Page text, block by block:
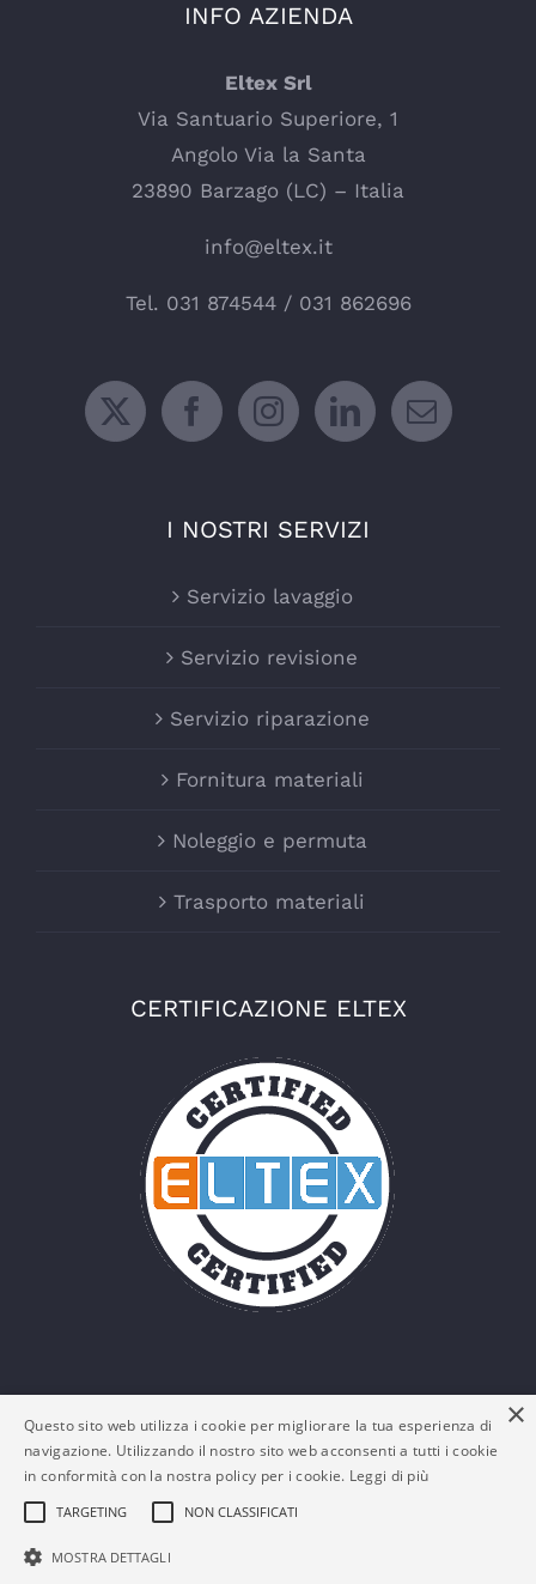
INFO AZIENDA
Eltex Srl
Via Santuario Superiore, 1
Angolo Via la Santa
23890 Barzago (LC) – Italia
info@eltex.it
Tel. 031 874544/ 031 862696
I NOSTRI SERVIZI
Servizio lavaggio
Servizio revisione
Servizio riparazione
Fornitura materiali
Noleggio e permuta
Trasporto materiali
CERTIFICAZIONE ELTEX
© Eltex Srl - P. IVA: 03161180132 -
×
Questo sito web utilizza i cookie per migliorare la tua esperienza di
navigazione. Utilizzando il nostro sito web acconsenti a tutti i cookie
in conformità con la nostra policy per i cookie. Leggi di più
TARGETING NON CLASSIFICATI
MOSTRA DETTAGLI